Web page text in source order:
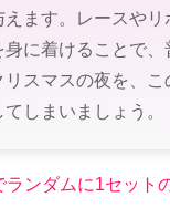
ます。レースや
身に着けることで
スマスの夜を、
しまいましょう。
ンダムに1セット